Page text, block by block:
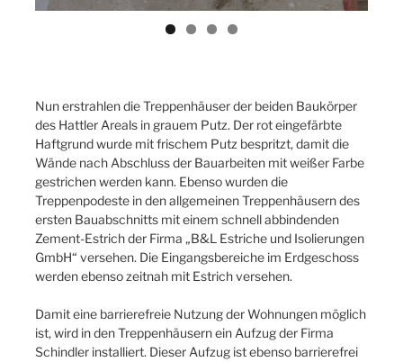
Nun erstrahlen die Treppenhäuser der beiden Baukörper
des Hattler Areals in grauem Putz. Der rot eingefärbte
Haftgrund wurde mit frischem Putz bespritzt, damit die
Wände nach Abschluss der Bauarbeiten mit weißer Farbe
gestrichen werden kann. Ebenso wurden die
Treppenpodeste in den allgemeinen Treppenhäusern des
ersten Bauabschnitts mit einem schnell abbindenden
Zement-Estrich der Firma „B&L Estriche und Isolierungen
GmbH“ versehen. Die Eingangsbereiche im Erdgeschoss
werden ebenso zeitnah mit Estrich versehen.
Damit eine barrierefreie Nutzung der Wohnungen möglich
ist, wird in den Treppenhäusern ein Aufzug der Firma
Schindler installiert. Dieser Aufzug ist ebenso barrierefrei